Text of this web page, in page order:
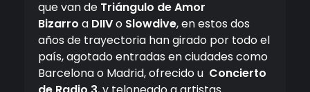
que van de Triángulo de Amor
Bizarro a DIIVo Slowdive, en estos dos
años de trayectoria han girado por todo el
país, agotado entradas en ciudades como
Barcelona o Madrid, ofrecido u Concierto